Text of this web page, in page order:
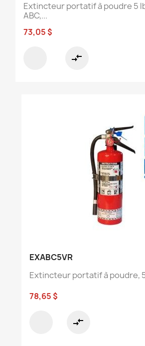
Extincteur portatif à poudre 5
ABC,...
73,05 $
compare_arrows
EXABC5VR
Extincteur portatif à poudre,
78,65 $
compare_arrows